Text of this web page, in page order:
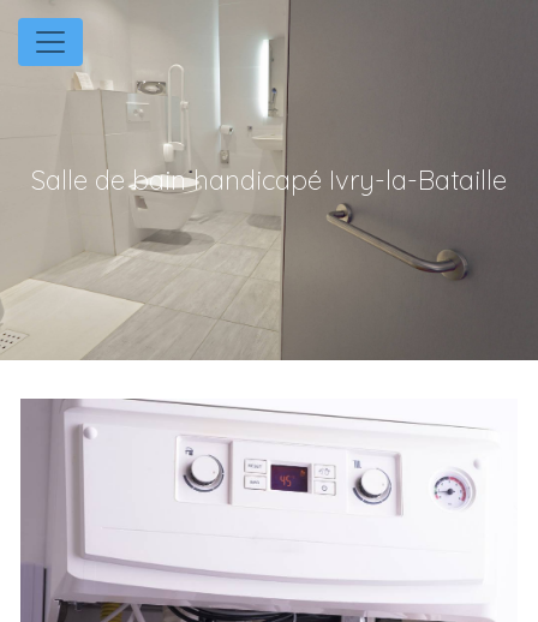
Panneau de gestion des cookies
Salle de bain handicapé Ivry-la-Bataille